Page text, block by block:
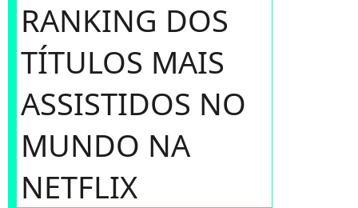
RANKING DOS
TÍTULOS MAIS
ASSISTIDOS NO
MUNDO NA
NETFLIX